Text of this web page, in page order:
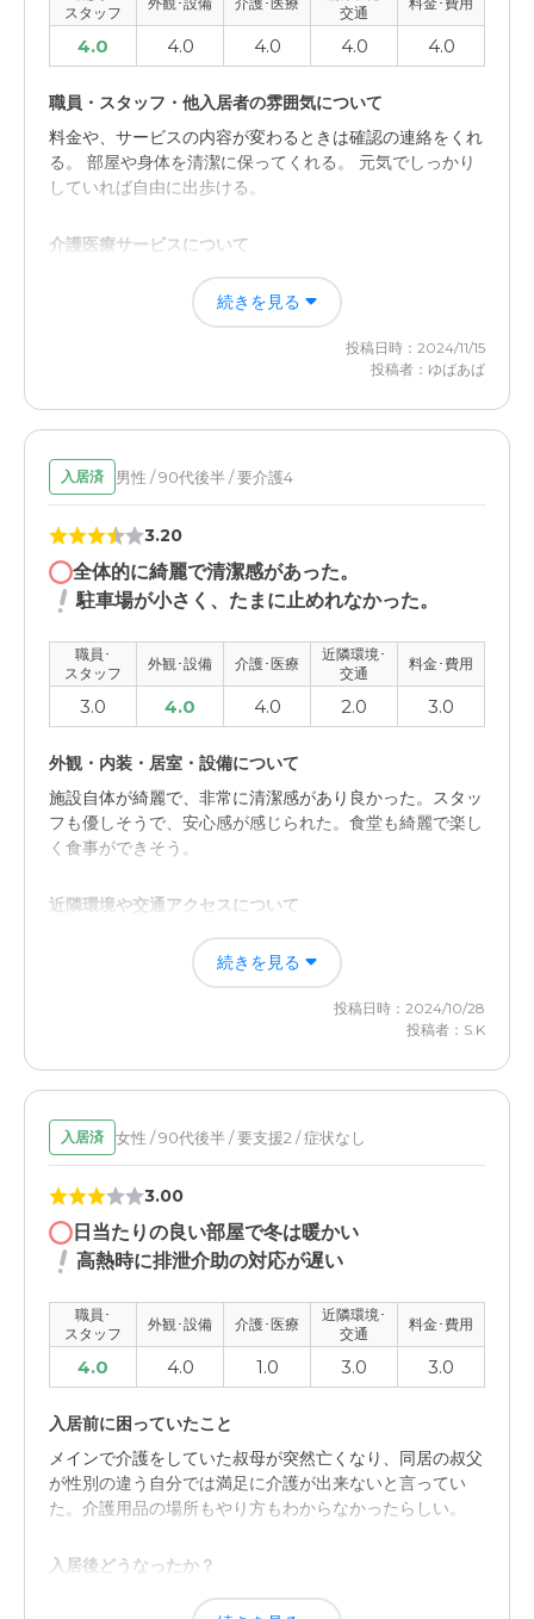
スタッフ
交通
4.0 4.0 4.0 4.0 4.0
職員・スタッフ・他入居者の雰囲気について
料金や、サービスの内容が変わるときは確認の連絡をくれ
る。 部屋や身体を清潔に保ってくれる。 元気でしっかり
していれば自由に出歩ける。
介護医療サービスについて
以前いた施設より御飯がおいしくないらしいので、近くの
ドラッグストアで気に入ったものを買ってきて食べるらし
い。食事を断るときは1週間前に言わないと有料になるの
続きを見る
投稿日時：2024/11/15
投稿者：ゆばあば
入居済 男性 / 90代後半 / 要介護4
3.20
全体的に綺麗で清潔感があった。
駐車場が小さく、たまに止めれなかった。
職員･
スタッフ
外観･設備 介護･医療
近隣環境･
交通
料金･費用
3.0 4.0 4.0 2.0 3.0
外観・内装・居室・設備について
施設自体が綺麗で、非常に清潔感があり良かった。スタッ
フも優しそうで、安心感が感じられた。食堂も綺麗で楽し
く食事ができそう。
近隣環境や交通アクセスについて
駐車場への車の出し入れが、スペースが小さく交差点の直
ぐ横にあるため非常に困難に感じた。又、県道が直ぐ横を
通っている為、車の騒音が心配だし、散歩に行くのに排ガ
続きを見る
投稿日時：2024/10/28
投稿者：S.K
入居済 女性 / 90代後半 / 要支援2 / 症状なし
3.00
日当たりの良い部屋で冬は暖かい
高熱時に排泄介助の対応が遅い
職員･
スタッフ
外観･設備 介護･医療
近隣環境･
交通
料金･費用
4.0 4.0 1.0 3.0 3.0
入居前に困っていたこと
メインで介護をしていた叔母が突然亡くなり、同居の叔父
が性別の違う自分では満足に介護が出来ないと言ってい
た。介護用品の場所もやり方もわからなかったらしい。
入居後どうなったか？
介護をする時間的余裕があるのが家事すらしたことのない